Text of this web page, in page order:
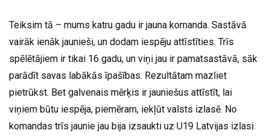
Teiksim tā – mums katru gadu ir jauna komanda. Sastāvā
vairāk ienāk jaunieši, un dodam iespēju attīstīties. Trīs
spēlētājiem ir tikai 16 gadu, un viņi jau ir pamatsastāvā, sāk
parādīt savas labākās īpašības. Rezultātam mazliet
pietrūkst. Bet galvenais mērķis ir jauniešus attīstīt, lai
viņiem būtu iespēja, piemēram, iekļūt valsts izlasē. No
komandas trīs jaunie jau bija izsaukti uz U19 Latvijas izlasi.